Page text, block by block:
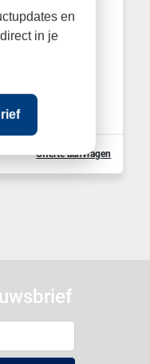
8 gaats
diameter
Offerte aanvragen
en
in je